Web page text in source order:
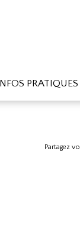
PRATIQUES
Partagez